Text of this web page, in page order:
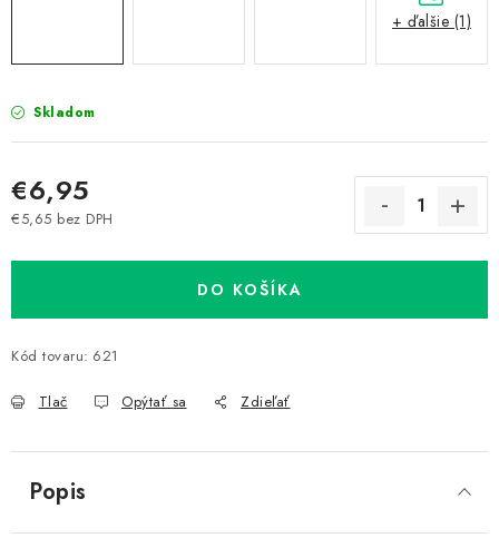
Skladom
€6,95
€5,65 bez DPH
DO KOŠÍKA
Kód tovaru: 621
Tlač Opýtať sa Zdieľať
+ ďalšie (1)
Popis